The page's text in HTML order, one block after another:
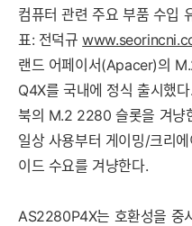
컴퓨터 관련 주요 부품 수입
표: 전덕규
랜드 어페이서(Apacer)의
Q4X를 국내에 정식 출시했
북의 M.2 2280 슬롯을 겨냥
일상 사용부터 게이밍/크리
이드 수요를 겨냥한다.
AS2280P4X는 호환성을 중